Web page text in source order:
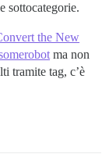
sottocategorie.
the New
ma non
tramite tag, c’è